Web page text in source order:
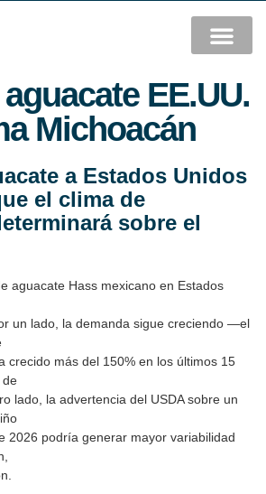
EE.UU.
Michoacán
a Estados Unidos
el clima de
sobre el
aguacate Hass mexicano en Estados
un lado, la demanda sigue creciendo —el
crecido más del 150% en los últimos 15
de
lado, la advertencia del USDA sobre un
2026 podría generar mayor variabilidad